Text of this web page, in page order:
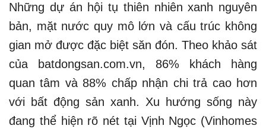
Những dự án hội tụ thiên nhiên xanh nguyên
bản, mặt nước quy mô lớn và cấu trúc không
gian mở được đặc biệt săn đón. Theo khảo sát
của batdongsan.com.vn, 86% khách hàng
quan tâm và 88% chấp nhận chi trả cao hơn
với bất động sản xanh. Xu hướng sống này
đang thể hiện rõ nét tại Vịnh Ngọc (Vinhomes